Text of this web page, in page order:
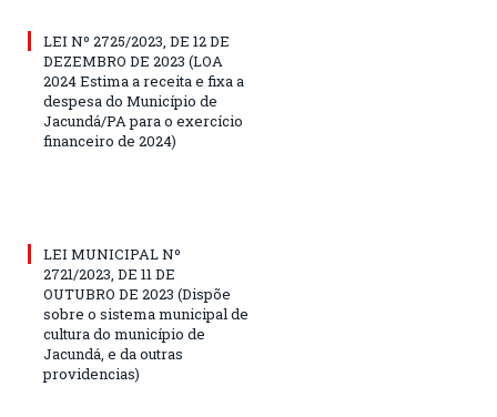
LEI Nº 2725/2023, DE 12 DE
DEZEMBRO DE 2023 (LOA
2024 Estima a receita e fixa a
despesa do Município de
Jacundá/PA para o exercício
financeiro de 2024)
LEI MUNICIPAL Nº
2721/2023, DE 11 DE
OUTUBRO DE 2023 (Dispõe
sobre o sistema municipal de
cultura do município de
Jacundá, e da outras
providencias)